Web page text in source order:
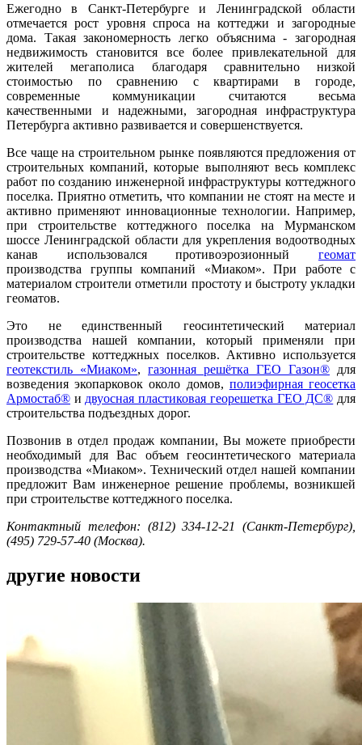
Ежегодно в Санкт-Петербурге и Ленинградской области
отмечается рост уровня спроса на коттеджи и загородные
дома. Такая закономерность легко объяснима - загородная
недвижимость становится все более привлекательной для
жителей мегаполиса благодаря сравнительно низкой
стоимостью по сравнению с квартирами в городе,
современные коммуникации считаются весьма
качественными и надежными, загородная инфраструктура
Петербурга активно развивается и совершенствуется.
Все чаще на строительном рынке появляются предложения от
строительных компаний, которые выполняют весь комплекс
работ по созданию инженерной инфраструктуры коттеджного
поселка. Приятно отметить, что компании не стоят на месте и
активно применяют инновационные технологии. Например,
при строительстве коттеджного поселка на Мурманском
шоссе Ленинградской области для укрепления водоотводных
канав использовался противоэрозионный геомат
производства группы компаний «Миаком». При работе с
материалом строители отметили простоту и быстроту укладки
геоматов.
Это не единственный геосинтетический материал
производства нашей компании, который применяли при
строительстве коттеджных поселков. Активно используется
геотекстиль «Миаком», газонная решётка ГЕО Газон® для
возведения экопарковок около домов, полиэфирная геосетка
Армостаб® и двуосная пластиковая георешетка ГЕО ДС® для
строительства подъездных дорог.
Позвонив в отдел продаж компании, Вы можете приобрести
необходимый для Вас объем геосинтетического материала
производства «Миаком». Технический отдел нашей компании
предложит Вам инженерное решение проблемы, возникшей
при строительстве коттеджного поселка.
Контактный телефон: (812) 334-12-21 (Санкт-Петербург),
(495) 729-57-40 (Москва).
другие новости